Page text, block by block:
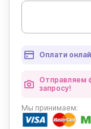
Оплати
Отправляем
запросу!
Мы принимаем: